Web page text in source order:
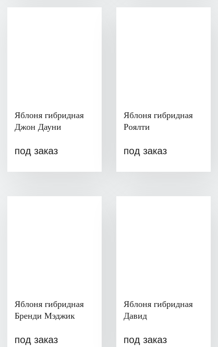
Яблоня гибридная
Джон Дауни
под заказ
Яблоня гибридная
Роялти
под заказ
Яблоня гибридная
Бренди Мэджик
под заказ
Яблоня гибридная
Давид
под заказ